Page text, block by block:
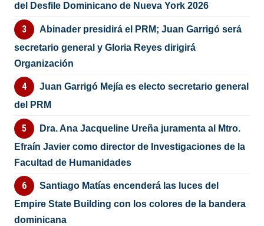
del Desfile Dominicano de Nueva York 2026
Abinader presidirá el PRM; Juan Garrigó será
secretario general y Gloria Reyes dirigirá
Organización
Juan Garrigó Mejía es electo secretario general
del PRM
Dra. Ana Jacqueline Ureña juramenta al Mtro.
Efraín Javier como director de Investigaciones de la
Facultad de Humanidades
Santiago Matías encenderá las luces del
Empire State Building con los colores de la bandera
dominicana